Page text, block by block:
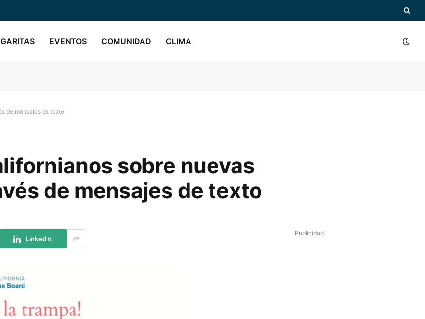
GARITAS EVENTOS COMUNIDAD CLIMA
de mensajes de texto
sobre nuevas
de mensajes de texto
LinkedIn
Publicidad